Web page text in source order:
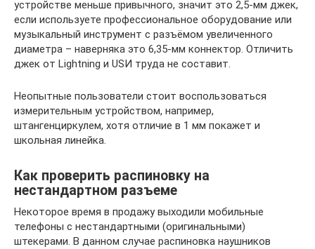
устройстве меньше привычного, значит это 2,5-мм джек,
если используете профессиональное оборудование или
музыкальный инструмент с разъёмом увеличенного
диаметра – наверняка это 6,35-мм коннектор. Отличить
джек от Lightning и USИ труда не составит.
Неопытные пользователи стоит воспользоваться
измерительным устройством, например,
штангенциркулем, хотя отличие в 1 мм покажет и
школьная линейка.
Как проверить распиновку на
нестандартном разъеме
Некоторое время в продажу выходили мобильные
телефоны с нестандартными (оригинальными)
штекерами. В данном случае распиновка наушников